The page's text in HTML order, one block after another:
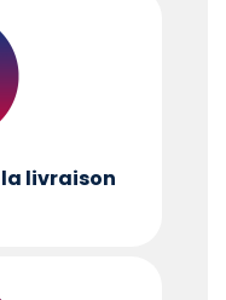
livraison